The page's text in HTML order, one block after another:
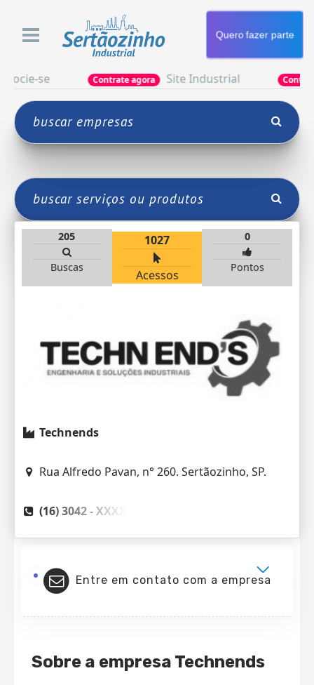
Quero fazer parte
se Contrate agora Site Industrial Contrate
205
Buscas
1027
Acessos
0
Pontos
Technends
Rua Alfredo Pavan, n° 260. Sertãozinho, SP.
(16) 3042 -XXXX
Entre em contato com a empresa
Sobre a empresa Technends